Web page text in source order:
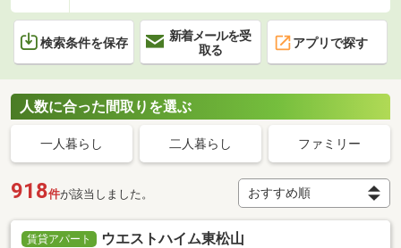
検索条件を保存
新着メールを受
取る
アプリで探す
人数に合った間取りを選ぶ
一人暮らし 二人暮らし ファミリー
918件が該当しました。
賃貸アパート ウエストハイム東松山